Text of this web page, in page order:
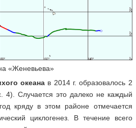
«Женевьева»
океанав 2014 г. образовалось 2
4). Случается это далеко не каждый
кряду в этом районе отмечается
циклогенез. В течение всего